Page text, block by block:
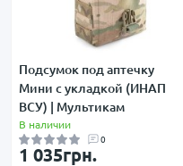
Подсумок под аптечку
Мини с укладкой (ИНАП
ВСУ) | Мультикам
В наличии
0
1 035грн.